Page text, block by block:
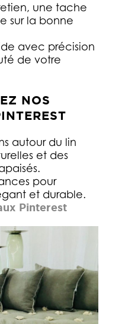
une tache
sur la bonne
avec précision
de votre
NOS
autour du lin
et des
pour
et durable.
Pinterest